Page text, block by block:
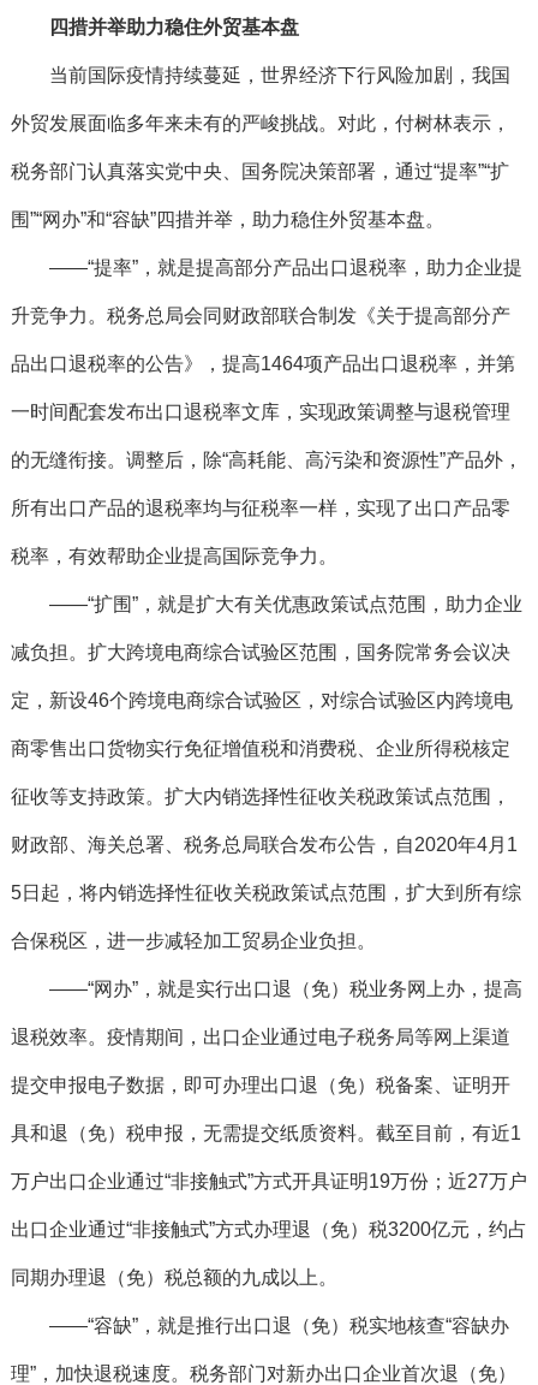
四措并举助力稳住外贸基本盘
当前国际疫情持续蔓延，世界经济下行风险加剧，我国
外贸发展面临多年来未有的严峻挑战。对此，付树林表示，
税务部门认真落实党中央、国务院决策部署，通过“提率”“扩
围”“网办”和“容缺”四措并举，助力稳住外贸基本盘。
——“提率”，就是提高部分产品出口退税率，助力企业提
升竞争力。税务总局会同财政部联合制发《关于提高部分产
品出口退税率的公告》，提高1464项产品出口退税率，并第
一时间配套发布出口退税率文库，实现政策调整与退税管理
的无缝衔接。调整后，除“高耗能、高污染和资源性”产品外，
所有出口产品的退税率均与征税率一样，实现了出口产品零
税率，有效帮助企业提高国际竞争力。
——“扩围”，就是扩大有关优惠政策试点范围，助力企业
减负担。扩大跨境电商综合试验区范围，国务院常务会议决
定，新设46个跨境电商综合试验区，对综合试验区内跨境电
商零售出口货物实行免征增值税和消费税、企业所得税核定
征收等支持政策。扩大内销选择性征收关税政策试点范围，
财政部、海关总署、税务总局联合发布公告，自2020年4月1
5日起，将内销选择性征收关税政策试点范围，扩大到所有综
合保税区，进一步减轻加工贸易企业负担。
——“网办”，就是实行出口退（免）税业务网上办，提高
退税效率。疫情期间，出口企业通过电子税务局等网上渠道
提交申报电子数据，即可办理出口退（免）税备案、证明开
具和退（免）税申报，无需提交纸质资料。截至目前，有近1
万户出口企业通过“非接触式”方式开具证明19万份；近27万户
出口企业通过“非接触式”方式办理退（免）税3200亿元，约占
同期办理退（免）税总额的九成以上。
——“容缺”，就是推行出口退（免）税实地核查“容缺办
理”，加快退税速度。税务部门对新办出口企业首次退（免）